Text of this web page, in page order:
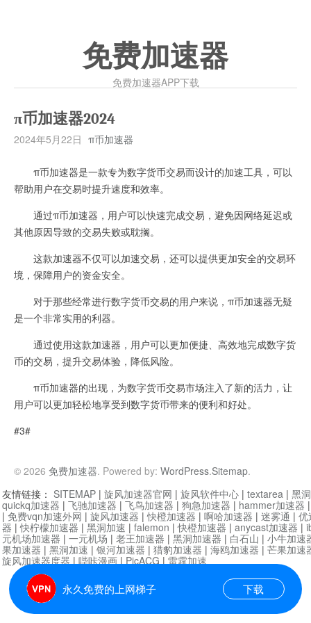
免费加速器
免费加速器APP下载
π币加速器2024
2024年5月22日 π币加速器
π币加速器是一款专为数字货币交易而设计的加速工具，可以
帮助用户在交易时提升速度和效率。
通过π币加速器，用户可以快速完成交易，避免因网络延迟或
其他原因导致的交易失败或耽搁。
这款加速器不仅可以加速交易，还可以提供更加安全的交易环
境，保障用户的资金安全。
对于那些经常进行数字货币交易的用户来说，π币加速器无疑
是一个非常实用的利器。
通过使用这款加速器，用户可以更加便捷、高效地完成数字货
币的交易，提升交易体验，降低风险。
π币加速器的出现，为数字货币交易市场注入了新的活力，让
用户可以更加轻松地享受到数字货币带来的便利和好处。
#3#
© 2026 免费加速器. Powered by: WordPress.Sitemap.
永久免费的上网梯子 下载
友情链接： SITEMAP | 旋风加速器官网 | 旋风软件中心 | textarea | 黑
quickq加速器 | 飞驰加速器 | 飞鸟加速器 | 狗急加速器 | hammer加速器
| 免费vqn加速外网 | 旋风加速器 |快橙加速器 | 啊哈加速器 | 迷雾通 | 优
器 |快柠檬加速器 | 黑洞加速 | falemon |快橙加速器 | anycast加速器 |
元机场加速器 | 一元机场 | 老王加速器 | 黑洞加速器 | 白石山 | 小牛加速
果加速器 | 黑洞加速 | 银河加速器 | 猎豹加速器 | 海鸥加速器 | 芒果加速
旋风加速器度器|哔咔漫画|PicACG|雷霆加速